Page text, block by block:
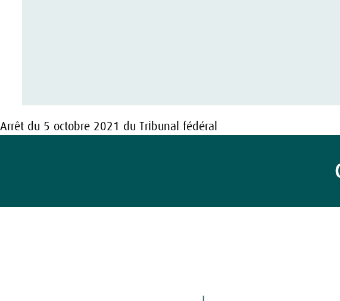
Arrêt du 5 octobre 2021 du Tribunal fédéral